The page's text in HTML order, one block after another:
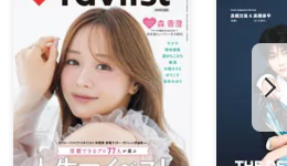
奈（Hair＆Make EARTH）／吉田
くる理想のヘアデザイン トップス
饗宴！